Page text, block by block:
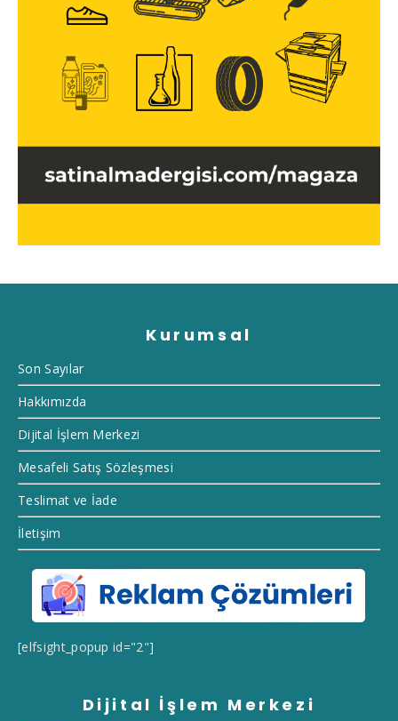
Kurumsal
Son Sayılar
Hakkımızda
Dijital İşlem Merkezi
Mesafeli Satış Sözleşmesi
Teslimat ve İade
İletişim
[elfsight_popup id="2"]
Dijital İşlem Merkezi